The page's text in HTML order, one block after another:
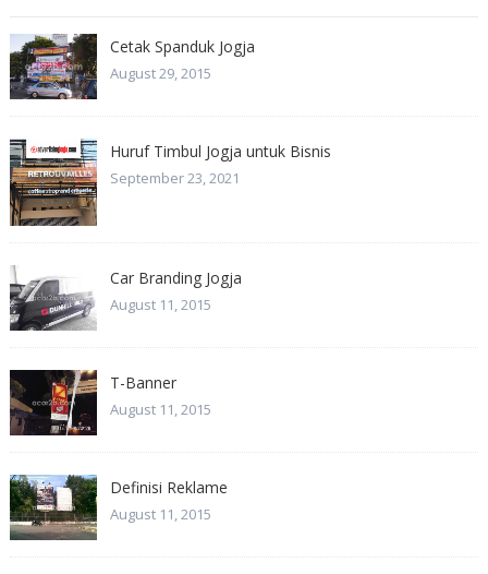
Cetak Spanduk Jogja
August 29, 2015
Huruf Timbul Jogja untuk Bisnis
September 23, 2021
Car Branding Jogja
August 11, 2015
T-Banner
August 11, 2015
Definisi Reklame
August 11, 2015